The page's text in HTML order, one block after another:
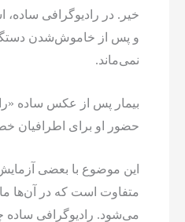
خیر. در رادیوگرافی
و پس از خاموش‌شدن
نمی‌ماند.
بیمار پس از عکس ساده
حضور او برای اطرافیان
این موضوع با بعضی
متفاوت است که در آن‌ها
می‌شود. رادیوگرافی ساده